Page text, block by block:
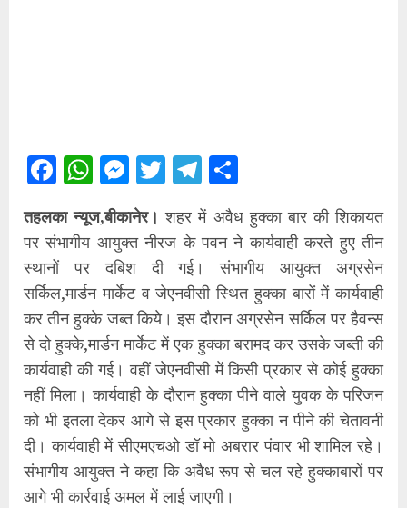
Facebook
WhatsApp
Messenger
TwitterTelegram
तहलका न्यूज,बीकानेर। शहर में अवैध हुक्का बार की शिकायत
पर संभागीय आयुक्त नीरज के पवन ने कार्यवाही करते हुए तीन
स्थानों पर दबिश दी गई। संभागीय आयुक्त अग्रसेन
सर्किल,मार्डन मार्केट व जेएनवीसी स्थित हुक्का बारों में कार्यवाही
कर तीन हुक्के जब्त किये। इस दौरान अग्रसेन सर्किल पर हैवन्स
से दो हुक्के,मार्डन मार्केट में एक हुक्का बरामद कर उसके जब्ती की
कार्यवाही की गई। वहीं जेएनवीसी में किसी प्रकार से कोई हुक्का
नहीं मिला। कार्यवाही के दौरान हुक्का पीने वाले युवक के परिजन
को भी इतला देकर आगे से इस प्रकार हुक्का न पीने की चेतावनी
दी। कार्यवाही में सीएमएचओ डॉ मो अबरार पंवार भी शामिल रहे।
संभागीय आयुक्त ने कहा कि अवैध रूप से चल रहे हुक्काबारों पर
आगे भी कार्रवाई अमल में लाई जाएगी।